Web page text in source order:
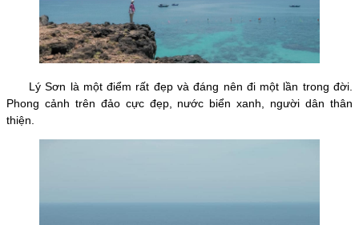
Lý Sơn là một điểm rất đẹp và đáng nên đi một lần trong đời.
Phong cảnh trên đảo cực đẹp, nước biển xanh, người dân thân
thiện.